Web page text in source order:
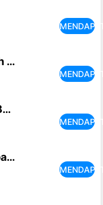
Klover - Instant Cash Advance
Green Dot - Mobile Banking
MAJORITY: Mobile banking